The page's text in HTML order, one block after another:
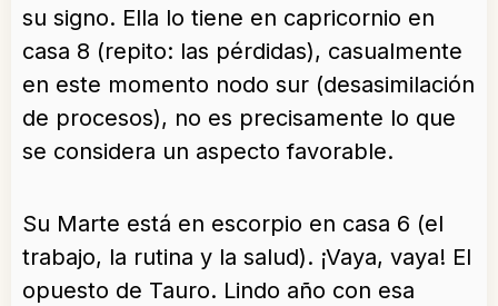
su signo. Ella lo tiene en capricornio en
casa 8 (repito: las pérdidas), casualmente
en este momento nodo sur (desasimilación
de procesos), no es precisamente lo que
se considera un aspecto favorable.
Su Marte está en escorpio en casa 6 (el
trabajo, la rutina y la salud). ¡Vaya, vaya! El
opuesto de Tauro. Lindo año con esa